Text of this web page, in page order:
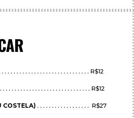
. . . . . . . . . . . . . . . . . . . . . . . . . . . . . . R$12
. . . . . . . . . . . . . . . . . . . . . . . . . . . . . . R$12
COSTELA) . . . . . . . . . . . . . . . . . . R$27